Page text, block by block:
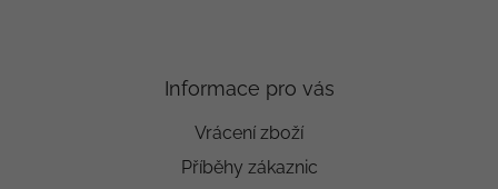
Informace pro vás
Vrácení zboží
Příběhy zákaznic